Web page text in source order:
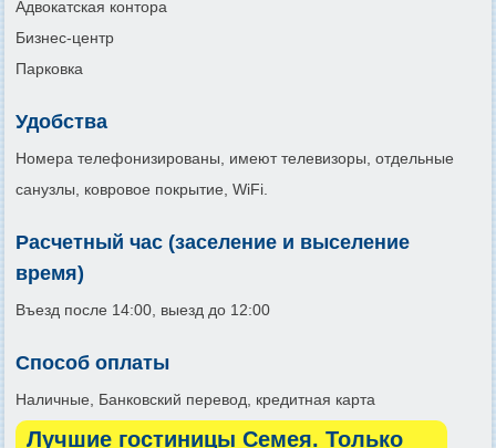
Адвокатская контора
Бизнес-центр
Парковка
Удобства
Номера телефонизированы, имеют телевизоры, отдельные
санузлы, ковровое покрытие, WiFi.
Расчетный час (заселение и выселение
время)
Въезд после 14:00, выезд до 12:00
Способ оплаты
Наличные, Банковский перевод, кредитная карта
Лучшие гостиницы Семея. Только